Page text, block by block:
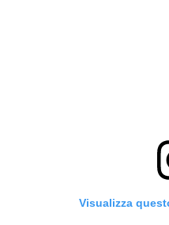
Visualizza